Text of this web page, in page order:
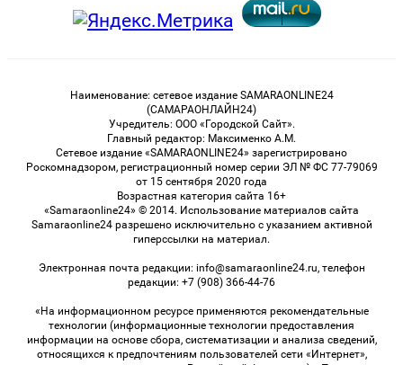
Наименование: сетевое издание SAMARAONLINE24
(САМАРАОНЛАЙН24)
Учредитель: ООО «Городской Сайт».
Главный редактор: Максименко А.М.
Сетевое издание «SAMARAONLINE24» зарегистрировано
Роскомнадзором, регистрационный номер серии ЭЛ № ФС 77-79069
от 15 сентября 2020 года
Возрастная категория сайта 16+
«Samaraonline24» © 2014. Использование материалов сайта
Samaraonline24 разрешено исключительно с указанием активной
гиперссылки на материал.
Электронная почта редакции: info@samaraonline24.ru, телефон
редакции: +7 (908) 366-44-76
«На информационном ресурсе применяются рекомендательные
технологии (информационные технологии предоставления
информации на основе сбора, систематизации и анализа сведений,
относящихся к предпочтениям пользователей сети «Интернет»,